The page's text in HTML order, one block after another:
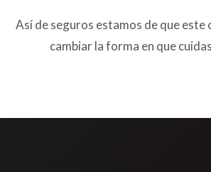
Así de seguros estamos de que este
cambiar la forma en que